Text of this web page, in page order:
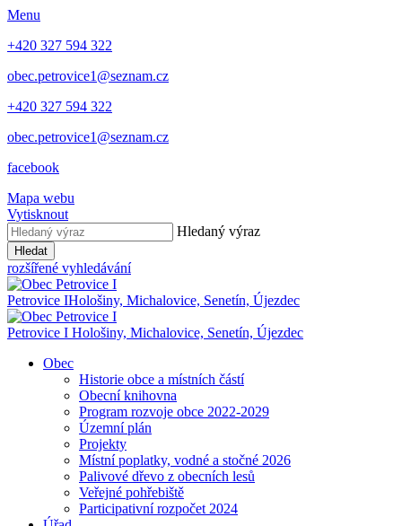
Menu
+420 327 594 322
obec.petrovice1@seznam.cz
+420 327 594 322
obec.petrovice1@seznam.cz
facebook
Mapa webu
Vytisknout
Hledaný výraz
Hledat
rozšířené vyhledávání
Petrovice IHološiny, Michalovice, Senetín, Újezdec
Petrovice I Hološiny, Michalovice, Senetín, Újezdec
Obec
Historie obce a místních částí
Obecní knihovna
Program rozvoje obce 2022-2029
Územní plán
Projekty
Místní poplatky, vodné a stočné 2026
Palivové dřevo z obecních lesů
Veřejné pohřebiště
Participativní rozpočet 2024